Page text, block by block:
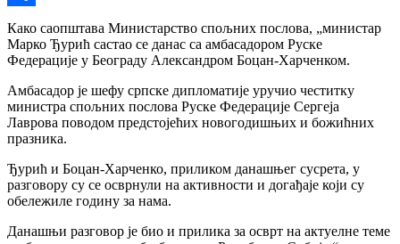
Link
Share
Како саопштава Министарство спољних послова, „министар
Марко Ђурић састао се данас са амбасадором Руске
Федерације у Београду Александром Боцан-Харченком.
Амбасадор је шефу српске дипломатије уручио честитку
министра спољних послова Руске Федерације Сергеја
Лаврова поводом предстојећих новогодишњих и божићних
празника.
Ђурић и Боцан-Харченко, приликом данашњег сусрета, у
разговору су се осврнули на активности и догађаје који су
обележиле годину за нама.
Данашњи разговор је био и прилика за осврт на актуелне теме